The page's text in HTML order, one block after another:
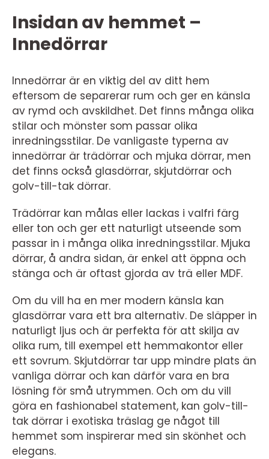
Insidan av hemmet –
Innedörrar
Innedörrar är en viktig del av ditt hem
eftersom de separerar rum och ger en känsla
av rymd och avskildhet. Det finns många olika
stilar och mönster som passar olika
inredningsstilar. De vanligaste typerna av
innedörrar är trädörrar och mjuka dörrar, men
det finns också glasdörrar, skjutdörrar och
golv-till-tak dörrar.
Trädörrar kan målas eller lackas i valfri färg
eller ton och ger ett naturligt utseende som
passar in i många olika inredningsstilar. Mjuka
dörrar, å andra sidan, är enkel att öppna och
stänga och är oftast gjorda av trä eller MDF.
Om du vill ha en mer modern känsla kan
glasdörrar vara ett bra alternativ. De släpper in
naturligt ljus och är perfekta för att skilja av
olika rum, till exempel ett hemmakontor eller
ett sovrum. Skjutdörrar tar upp mindre plats än
vanliga dörrar och kan därför vara en bra
lösning för små utrymmen. Och om du vill
göra en fashionabel statement, kan golv-till-
tak dörrar i exotiska träslag ge något till
hemmet som inspirerar med sin skönhet och
elegans.